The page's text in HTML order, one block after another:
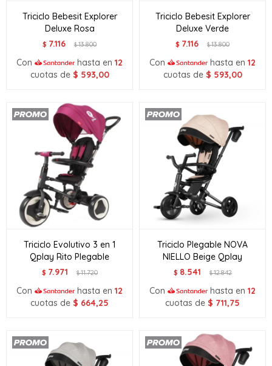
Triciclo Bebesit Explorer
Deluxe Rosa
$ 7.116 $13.800
Con hasta en 12
cuotas de $ 593,00
Triciclo Bebesit Explorer
Deluxe Verde
$ 7.116 $13.800
Con hasta en 12
cuotas de $ 593,00
Triciclo Evolutivo 3 en 1
Qplay Rito Plegable
$ 7.971 $11.720
Con hasta en 12
cuotas de $ 664,25
Triciclo Plegable NOVA
NIELLO Beige Qplay
$ 8.541 $12.842
Con hasta en 12
cuotas de $ 711,75